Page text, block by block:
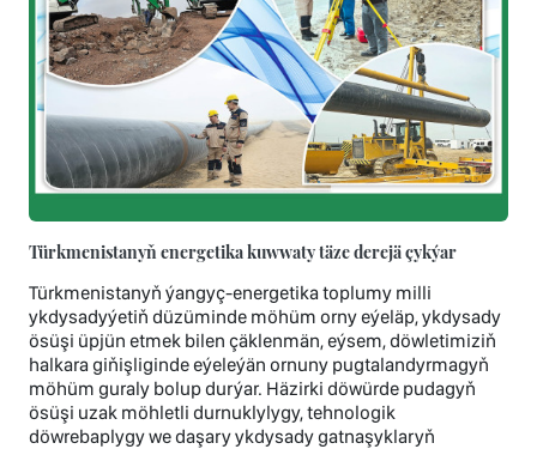
Türkmenistanyň energetika kuwwaty täze derejä çykýar
Türkmenistanyň ýangyç-energetika toplumy milli
ykdysadyýetiň düzüminde möhüm orny eýeläp, ykdysady
ösüşi üpjün etmek bilen çäklenmän, eýsem, döwletimiziň
halkara giňişliginde eýeleýän ornuny pugtalandyrmagyň
möhüm guraly bolup durýar. Häzirki döwürde pudagyň
ösüşi uzak möhletli durnuklylygy, tehnologik
döwrebaplygy we daşary ykdysady gatnaşyklaryň